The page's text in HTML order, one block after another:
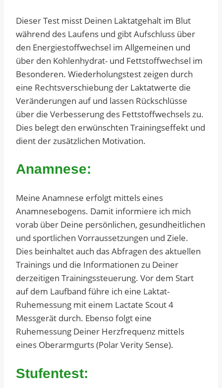
Dieser Test misst Deinen Laktatgehalt im Blut
während des Laufens und gibt Aufschluss über
den Energiestoffwechsel im Allgemeinen und
über den Kohlenhydrat- und Fettstoffwechsel im
Besonderen. Wiederholungstest zeigen durch
eine Rechtsverschiebung der Laktatwerte die
Veränderungen auf und lassen Rückschlüsse
über die Verbesserung des Fettstoffwechsels zu.
Dies belegt den erwünschten Trainingseffekt und
dient der zusätzlichen Motivation.
Anamnese:
Meine Anamnese erfolgt mittels eines
Anamnesebogens. Damit informiere ich mich
vorab über Deine persönlichen, gesundheitlichen
und sportlichen Vorraussetzungen und Ziele.
Dies beinhaltet auch das Abfragen des aktuellen
Trainings und die Informationen zu Deiner
derzeitigen Trainingssteuerung. Vor dem Start
auf dem Laufband führe ich eine Laktat-
Ruhemessung mit einem Lactate Scout 4
Messgerät durch. Ebenso folgt eine
Ruhemessung Deiner Herzfrequenz mittels
eines Oberarmgurts (Polar Verity Sense).
Stufentest: